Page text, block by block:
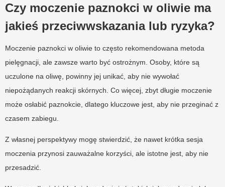
Czy moczenie paznokci w oliwie ma
jakieś przeciwwskazania lub ryzyka?
Moczenie paznokci w oliwie to często rekomendowana metoda
pielęgnacji, ale zawsze warto być ostrożnym. Osoby, które są
uczulone na oliwę, powinny jej unikać, aby nie wywołać
niepożądanych reakcji skórnych. Co więcej, zbyt długie moczenie
może osłabić paznokcie, dlatego kluczowe jest, aby nie przeginać z
czasem zabiegu.
Z własnej perspektywy mogę stwierdzić, że nawet krótka sesja
moczenia przynosi zauważalne korzyści, ale istotne jest, aby nie
przesadzić.